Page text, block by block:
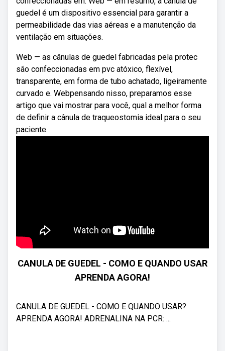
guedel é um dispositivo essencial para garantir a
permeabilidade das vias aéreas e a manutenção da
ventilação em situações.
Web — as cânulas de guedel fabricadas pela protec
são confeccionadas em pvc atóxico, flexível,
transparente, em forma de tubo achatado, ligeiramente
curvado e. Webpensando nisso, preparamos esse
artigo que vai mostrar para você, qual a melhor forma
de definir a cânula de traqueostomia ideal para o seu
paciente.
CANULA DE GUEDEL - COMO E QUANDO USAR
APRENDA AGORA!
CANULA DE GUEDEL - COMO E QUANDO USAR?
APRENDA AGORA! ADRENALINA NA PCR: ...